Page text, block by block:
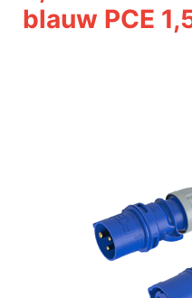
blauw PCE